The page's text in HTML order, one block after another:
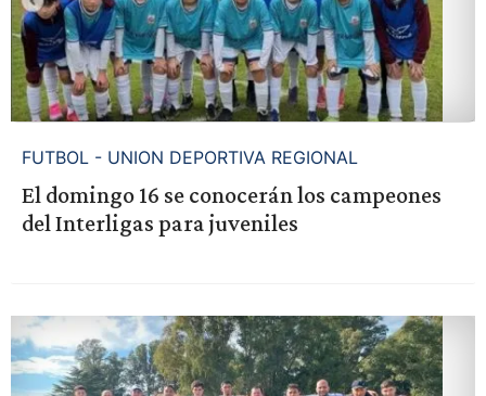
FUTBOL - UNION DEPORTIVA REGIONAL
El domingo 16 se conocerán los campeones
del Interligas para juveniles